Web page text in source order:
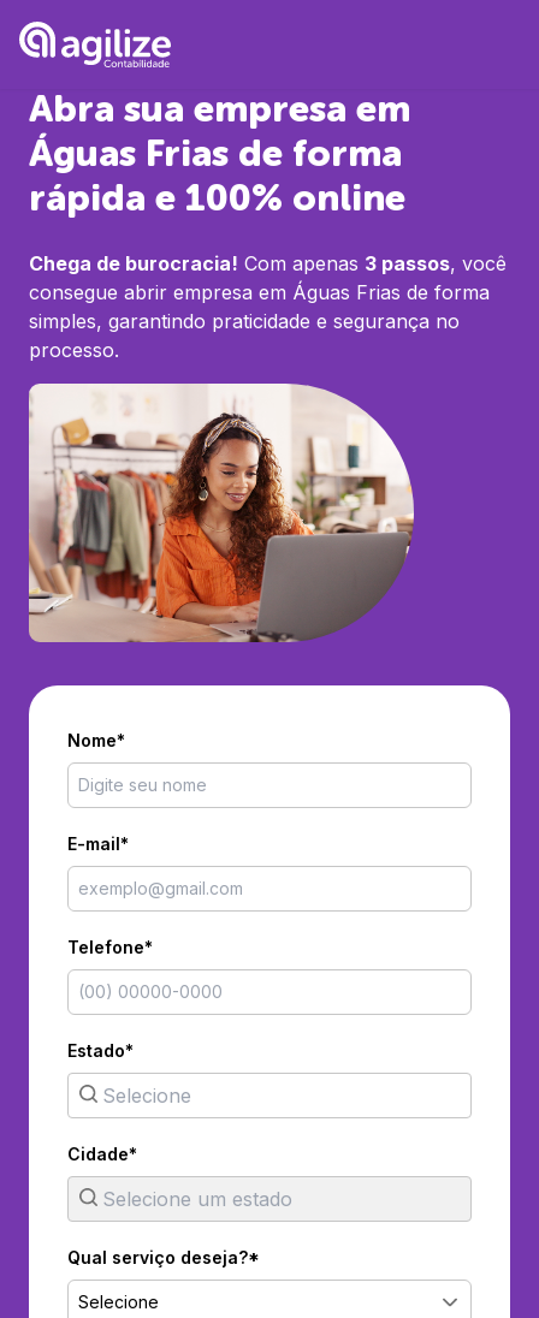
Abra sua empresa em
Águas Frias de forma
rápida e 100% online
Chega de burocracia! Com apenas 3 passos, você
consegue abrir empresa em Águas Frias de forma
simples, garantindo praticidade e segurança no
processo.
Nome*
E-mail*
Telefone*
Estado*
Cidade*
Qual serviço deseja?*
Selecione